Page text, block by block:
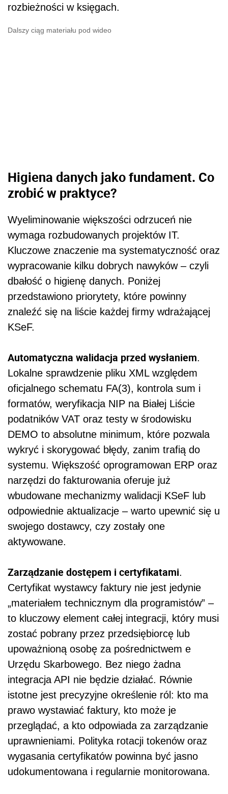
rozbieżności w księgach.
Dalszy ciąg materiału pod wideo
Higiena danych jako fundament. Co
zrobić w praktyce?
Wyeliminowanie większości odrzuceń nie
wymaga rozbudowanych projektów IT.
Kluczowe znaczenie ma systematyczność oraz
wypracowanie kilku dobrych nawyków – czyli
dbałość o higienę danych. Poniżej
przedstawiono priorytety, które powinny
znaleźć się na liście każdej firmy wdrażającej
KSeF.
Automatyczna walidacja przed wysłaniem.
Lokalne sprawdzenie pliku XML względem
oficjalnego schematu FA(3), kontrola sum i
formatów, weryfikacja NIP na Białej Liście
podatników VAT oraz testy w środowisku
DEMO to absolutne minimum, które pozwala
wykryć i skorygować błędy, zanim trafią do
systemu. Większość oprogramowan ERP oraz
narzędzi do fakturowania oferuje już
wbudowane mechanizmy walidacji KSeF lub
odpowiednie aktualizacje – warto upewnić się u
swojego dostawcy, czy zostały one
aktywowane.
Zarządzanie dostępem i certyfikatami.
Certyfikat wystawcy faktury nie jest jedynie
„materiałem technicznym dla programistów” –
to kluczowy element całej integracji, który musi
zostać pobrany przez przedsiębiorcę lub
upoważnioną osobę za pośrednictwem e
Urzędu Skarbowego. Bez niego żadna
integracja API nie będzie działać. Równie
istotne jest precyzyjne określenie ról: kto ma
prawo wystawiać faktury, kto może je
przeglądać, a kto odpowiada za zarządzanie
uprawnieniami. Polityka rotacji tokenów oraz
wygasania certyfikatów powinna być jasno
udokumentowana i regularnie monitorowana.